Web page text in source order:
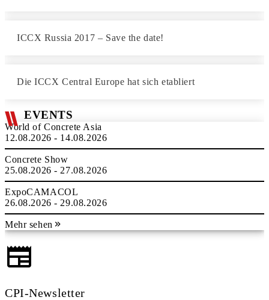
ICCX Russia 2017 – Save the date!
Die ICCX Central Europe hat sich etabliert
EVENTS
World of Concrete Asia
12.08.2026 - 14.08.2026
Concrete Show
25.08.2026 - 27.08.2026
ExpoCAMACOL
26.08.2026 - 29.08.2026
Mehr sehen
CPI-Newsletter